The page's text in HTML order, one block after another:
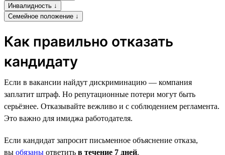
Инвалидность ↓
Семейное положение ↓
Как правильно отказать
кандидату
Если в вакансии найдут дискриминацию — компания
заплатит штраф. Но репутационные потери могут быть
серьёзнее. Отказывайте вежливо и с соблюдением регламента.
Это важно для имиджа работодателя.
Если кандидат запросит письменное объяснение отказа,
вы обязаны ответить в течение 7 дней.